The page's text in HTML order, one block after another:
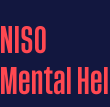
NISO
Mental